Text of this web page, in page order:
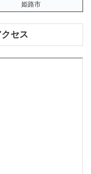
姫路市
セス